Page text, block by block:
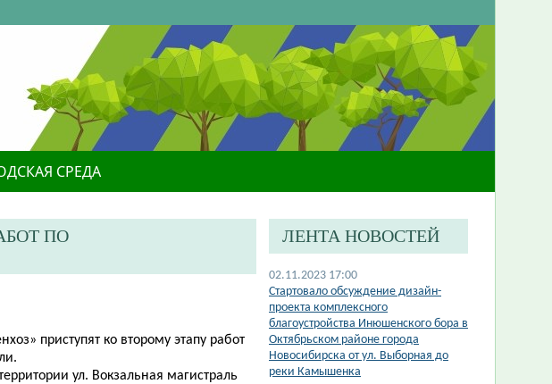
СРЕДА
ПО
приступят ко второму этапу работ
ул. Вокзальная магистраль
ЛЕНТА НОВОСТЕЙ
02.11.2023 17:00
​Стартовало обсуждение дизайн-
проекта комплексного
благоустройства Инюшенского бора в
Октябрьском районе города
Новосибирска от ул. Выборная до
реки Камышенка